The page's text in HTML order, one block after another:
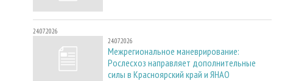
24.07.2026
24.07.2026
Межрегиональное маневрирование:
Рослесхоз направляет дополнительные
силы в Красноярский край и ЯНАО